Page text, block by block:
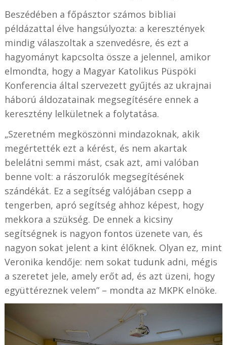
Beszédében a főpásztor számos bibliai
példázattal élve hangsúlyozta: a keresztények
mindig válaszoltak a szenvedésre, és ezt a
hagyományt kapcsolta össze a jelennel, amikor
elmondta, hogy a Magyar Katolikus Püspöki
Konferencia által szervezett gyűjtés az ukrajnai
háború áldozatainak megsegítésére ennek a
keresztény lelkületnek a folytatása.
„Szeretném megköszönni mindazoknak, akik
megértették ezt a kérést, és nem akartak
belelátni semmi mást, csak azt, ami valóban
benne volt: a rászorulók megsegítésének
szándékát. Ez a segítség valójában csepp a
tengerben, apró segítség ahhoz képest, hogy
mekkora a szükség. De ennek a kicsiny
segítségnek is nagyon fontos üzenete van, és
nagyon sokat jelent a kint élőknek. Olyan ez, mint
Veronika kendője: nem sokat tudunk adni, mégis
a szeretet jele, amely erőt ad, és azt üzeni, hogy
együttéreznek velem” – mondta az MKPK elnöke.